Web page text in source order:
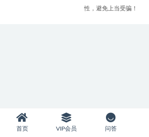
性，避免上当受骗！
首页 VIP会员 问答